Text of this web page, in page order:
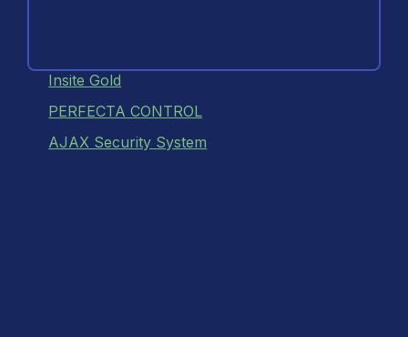
Insite Gold
PERFECTA CONTROL
AJAX Security System